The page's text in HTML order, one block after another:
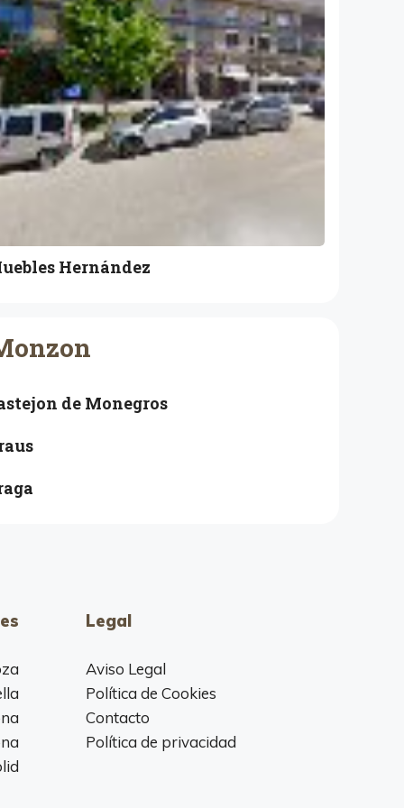
Hernández
de Monegros
Legal
Aviso Legal
Política de Cookies
Contacto
Política de privacidad